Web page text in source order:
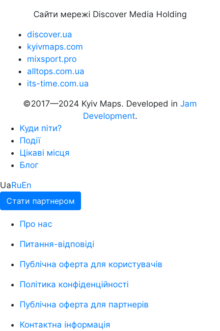
Сайти мережі Discover Media Holding
discover.ua
kyivmaps.com
mixsport.pro
alltops.com.ua
its-time.com.ua
©2017—2024 Kyiv Maps. Developed in Jam
Development.
Куди піти?
Події
Цікаві місця
Блог
UaRuEn
Стати партнером
Про нас
Питання-відповіді
Публічна оферта для користувачів
Політика конфіденційності
Публічна оферта для партнерів
Контактна інформація